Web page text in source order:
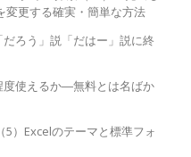
変更する確実・簡単な方法
ろう」説「だはー」説に終
度使えるか―無料とは名ばか
）Excelのテーマと標準フォ